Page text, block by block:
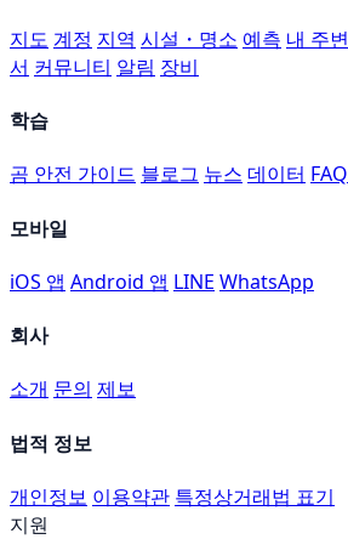
지도 계정 지역 시설・명소 예측 내 주변
서 커뮤니티 알림 장비
학습
곰 안전 가이드 블로그 뉴스 데이터 FAQ
모바일
iOS 앱 Android 앱 LINE WhatsApp
회사
소개 문의 제보
법적 정보
개인정보 이용약관 특정상거래법 표기
지원